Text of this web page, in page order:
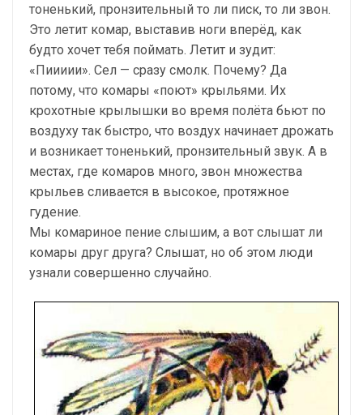
тоненький, пронзительный то ли писк, то ли звон.
Это летит комар, выставив ноги вперёд, как
будто хочет тебя поймать. Летит и зудит:
«Пиииии». Сел — сразу смолк. Почему? Да
потому, что комары «поют» крыльями. Их
крохотные крылышки во время полёта бьют по
воздуху так быстро, что воздух начинает дрожать
и возникает тоненький, пронзительный звук. А в
местах, где комаров много, звон множества
крыльев сливается в высокое, протяжное
гудение.
Мы комариное пение слышим, а вот слышат ли
комары друг друга? Слышат, но об этом люди
узнали совершенно случайно.